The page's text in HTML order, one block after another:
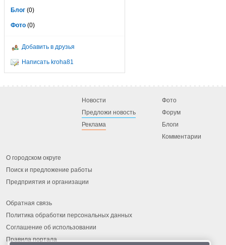
Блог (0)
Фото (0)
Добавить в друзья
Написать kroha81
Новости
Предложи новость
Реклама
Фото
Форум
Блоги
Комментарии
О городском округе
Поиск и предложение работы
Предприятия и организации
Обратная связь
Политика обработки персональных данных
Соглашение об использовании
Правила портала